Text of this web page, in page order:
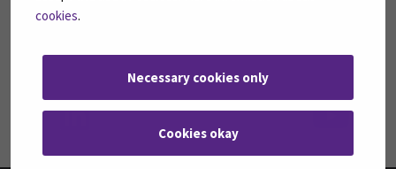
cookies.
Necessary cookies only
Cookies okay
Seuraa meitä sosiaalisessa mediassa: